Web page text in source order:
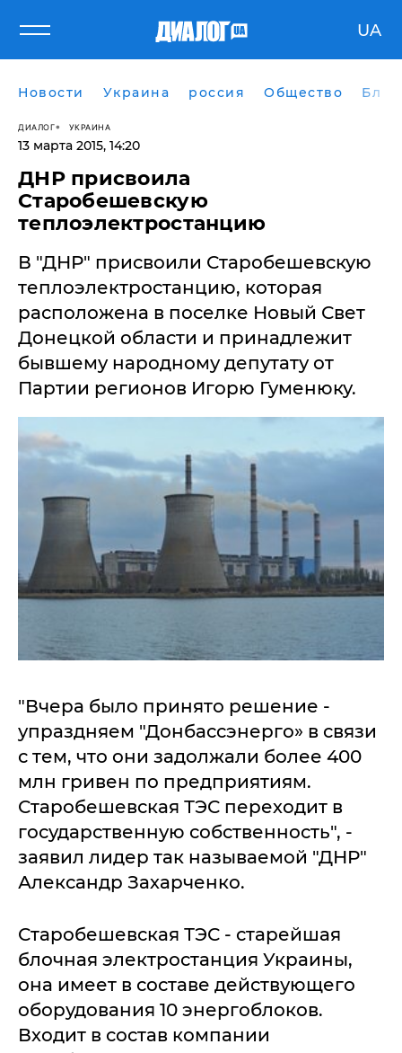
UA
Новости Украина россия Общество
ДИАЛОГ УКРАИНА
13 марта 2015, 14:20
ДНР присвоила
Старобешевскую
теплоэлектростанцию
В "ДНР" присвоили Старобешевскую
теплоэлектростанцию, которая
расположена в поселке Новый Свет
Донецкой области и принадлежит
бывшему народному депутату от
Партии регионов Игорю Гуменюку.
"Вчера было принято решение -
упраздняем "Донбассэнерго» в связи
с тем, что они задолжали более 400
млн гривен по предприятиям.
Старобешевская ТЭС переходит в
государственную собственность", -
заявил лидер так называемой "ДНР"
Александр Захарченко.
Старобешевская ТЭС - старейшая
блочная электростанция Украины,
она имеет в составе действующего
оборудования 10 энергоблоков.
Входит в состав компании